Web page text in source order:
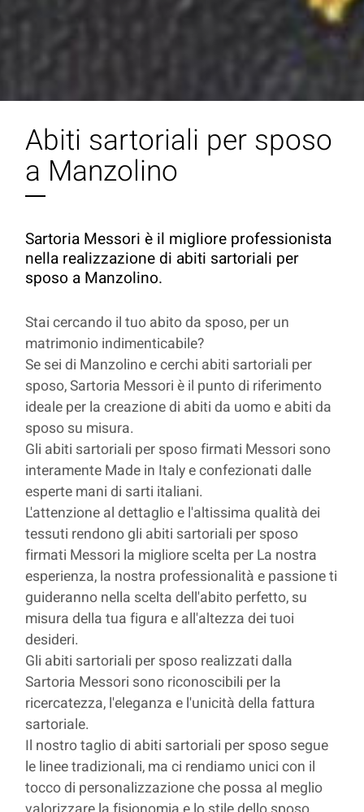
Abiti sartoriali per sposo
a Manzolino
Sartoria Messori è il migliore professionista
nella realizzazione di abiti sartoriali per
sposo a Manzolino.
Stai cercando il tuo abito da sposo, per un
matrimonio indimenticabile?
Se sei di Manzolino e cerchi abiti sartoriali per
sposo, Sartoria Messori è il punto di riferimento
ideale per la creazione di abiti da uomo e abiti da
sposo su misura.
Gli abiti sartoriali per sposo firmati Messori sono
interamente Made in Italy e confezionati dalle
esperte mani di sarti italiani.
L'attenzione al dettaglio e l'altissima qualità dei
tessuti rendono gli abiti sartoriali per sposo
firmati Messori la migliore scelta per La nostra
esperienza, la nostra professionalità e passione ti
guideranno nella scelta dell'abito perfetto, su
misura della tua figura e all'altezza dei tuoi
desideri.
Gli abiti sartoriali per sposo realizzati dalla
Sartoria Messori sono riconoscibili per la
ricercatezza, l'eleganza e l'unicità della fattura
sartoriale.
Il nostro taglio di abiti sartoriali per sposo segue
le linee tradizionali, ma ci rendiamo unici con il
tocco di personalizzazione che possa al meglio